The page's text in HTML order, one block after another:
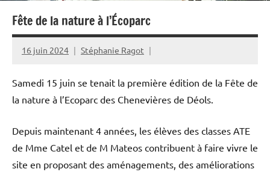
Fête de la nature à l’Écoparc
16 juin 2024 Stéphanie Ragot
Samedi 15 juin se tenait la première édition de la Fête de
la nature à l’Ecoparc des Chenevières de Déols.
Depuis maintenant 4 années, les élèves des classes ATE
de Mme Catel et de M Mateos contribuent à faire vivre le
site en proposant des aménagements, des améliorations